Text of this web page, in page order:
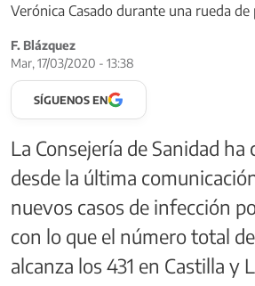
Verónica Casado durante una rueda de
F. Blázquez
Mar, 17/03/2020 - 13:38
SÍGUENOS EN
La Consejería de Sanidad
desde la última
nuevos casos de infección
con lo que el número total
alcanza los 431 en Castilla y